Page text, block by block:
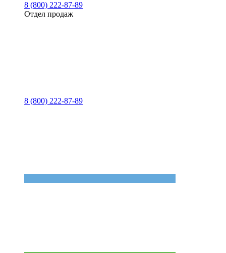
8 (800) 222-87-89
Отдел продаж
8 (800) 222-87-89